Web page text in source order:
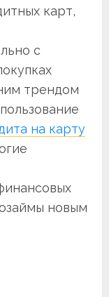
карт,
с
трендом
на карту
новым